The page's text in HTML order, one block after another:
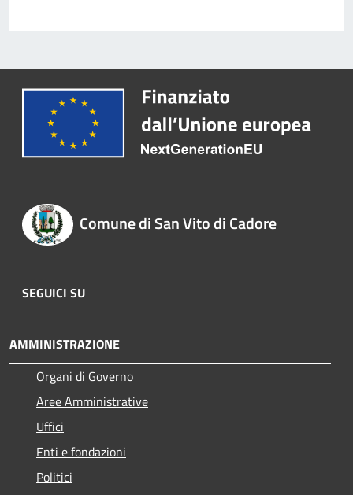
Comune di San Vito di Cadore
SEGUICI SU
AMMINISTRAZIONE
Organi di Governo
Aree Amministrative
Uffici
Enti e fondazioni
Politici